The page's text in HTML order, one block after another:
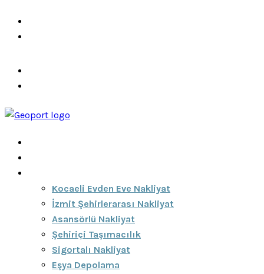
Kocaeli Evden Eve Nakliyat
İzmit Şehirlerarası Nakliyat
Asansörlü Nakliyat
Şehiriçi Taşımacılık
Sigortalı Nakliyat
Eşya Depolama